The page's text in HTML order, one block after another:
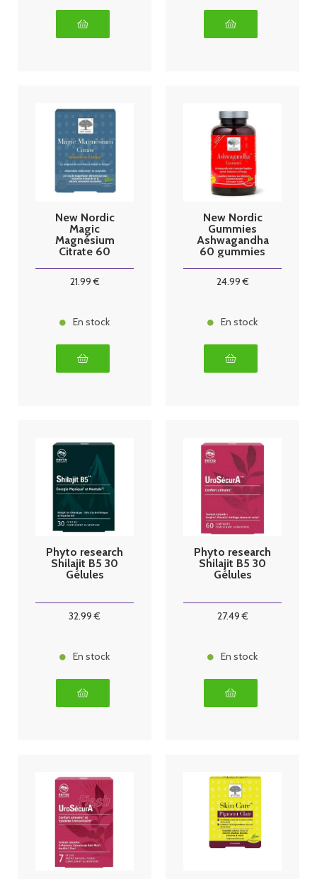
New Nordic
Magic
Magnésium
Citrate 60
21.99€
En stock
New Nordic
Gummies
Ashwagandha
60 gummies
24.99€
En stock
Phyto research
Shilajit B5 30
Gélules
32.99 €
En stock
Phyto research
Shilajit B5 30
Gélules
27.49€
En stock